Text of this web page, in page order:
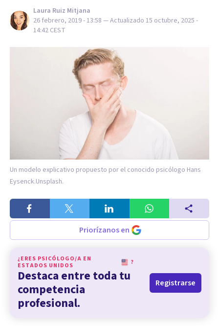
Laura Ruiz Mitjana
26 febrero, 2019 - 13:58 — Actualizado 15 octubre, 2025 -
14:42 CEST
Un modelo explicativo propuesto por el conocido psicólogo Hans
Eysenck.Unsplash.
Priorízanos en
¿ERES PSICÓLOGO/A EN
ESTADOS UNIDOS
?
Destaca entre toda tu
competencia
profesional.
Registrarse